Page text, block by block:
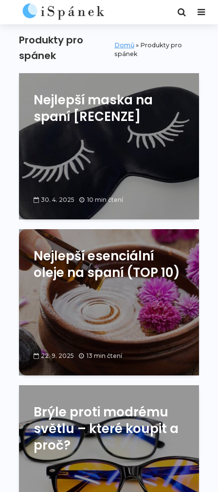
Produkty pro
spánek
Domů » Produkty pro
spánek
Nejlepší maska na
spaní [RECENZE]
30. 4. 2025 10 min čtení
Nejlepší esenciální
oleje na spaní (TOP 10)
22. 9. 2025 13 min čtení
Brýle proti modrému
světlu – které koupit a
proč?